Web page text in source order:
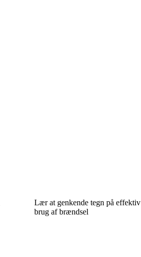
Lær at genkende tegn på
brug af brændsel